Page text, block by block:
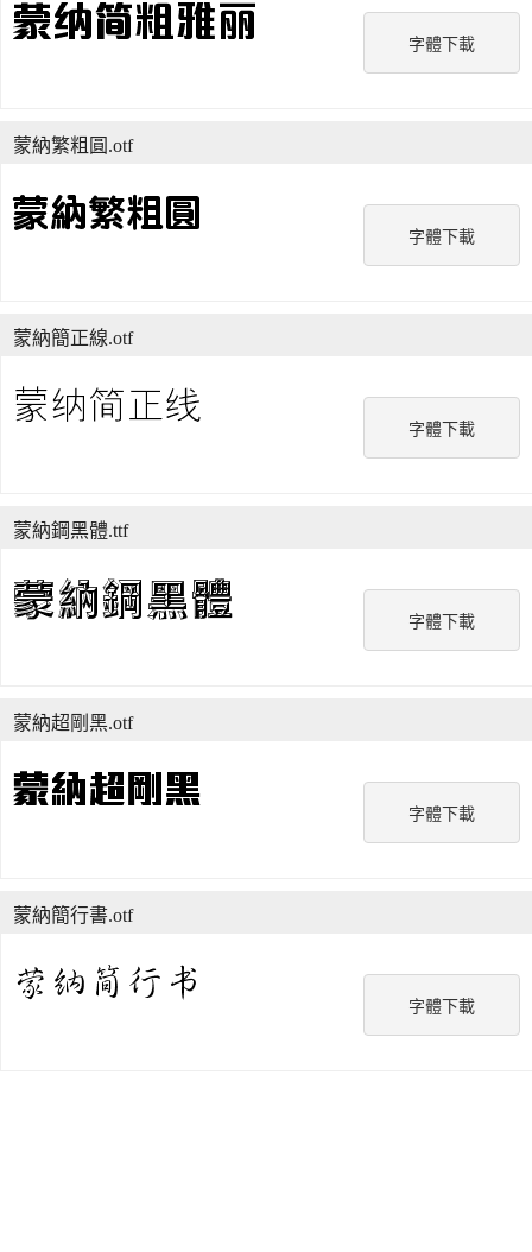
字體下載
字體下載
蒙納繁粗圓.otf
字體下載
蒙納簡正線.otf
字體下載
蒙納鋼黑體.ttf
字體下載
蒙納超剛黑.otf
字體下載
蒙納簡行書.otf